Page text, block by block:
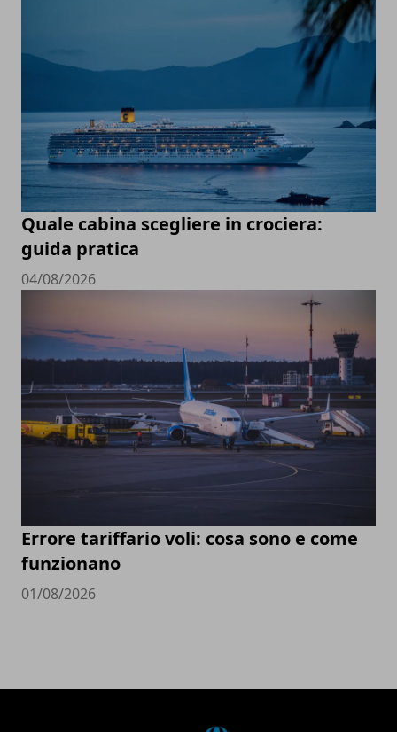
Quale cabina scegliere in crociera:
guida pratica
04/08/2026
Errore tariffario voli: cosa sono e come
funzionano
01/08/2026